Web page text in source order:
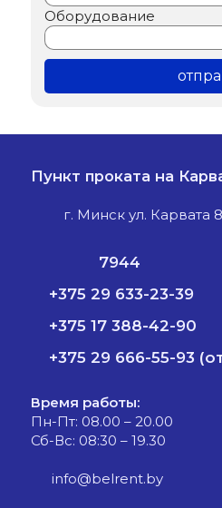
Оборудование
Пункт проката на
г. Минск ул. Карвата
7944
+375 29 633-23-39
+375 17 388-42-90
+375 29 666-55-93
Время работы:
Пн-Пт: 08.00 – 20.00
Сб-Вс: 08:30 – 19.30
info@belrent.by